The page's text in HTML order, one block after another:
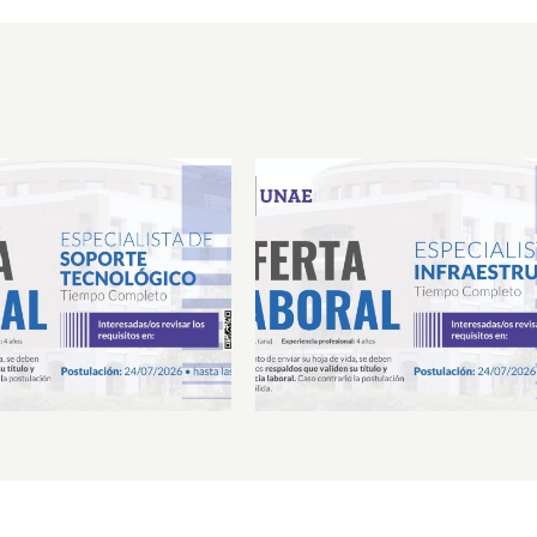
Especialista de
Tecnológico
Oferta Laboral Especialista
Infraestructura